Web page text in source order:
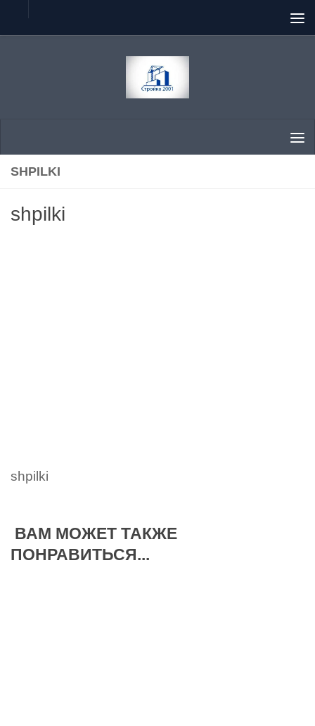
Перейти к содержимому
SHPILKI
shpilki
shpilki
ВАМ МОЖЕТ ТАКЖЕ
ПОНРАВИТЬСЯ...